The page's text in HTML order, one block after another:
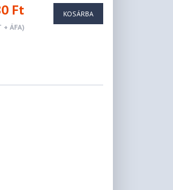
Ft
+ ÁFA)
KOSÁRBA